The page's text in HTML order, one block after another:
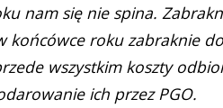
nam się nie spina.
końcówce roku zabraknie do
wszystkim koszty
ich przez PGO.